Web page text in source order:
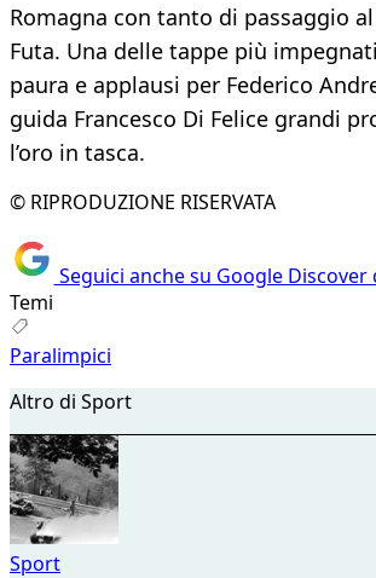
Romagna con tanto di passaggio
Futa. Una delle tappe più
paura e applausi per Federico
guida Francesco Di Felice grandi
l’oro in tasca.
© RIPRODUZIONE RISERVATA
Seguici anche su Google Discover
Temi
Paralimpici
Altro di Sport
Sport